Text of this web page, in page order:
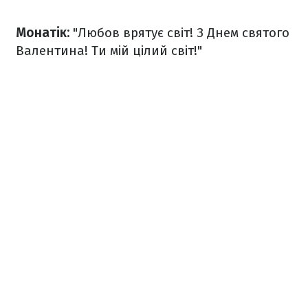
Монатік: "Любов врятує світ! З Днем святого
Валентина! Ти мій цілий світ!"